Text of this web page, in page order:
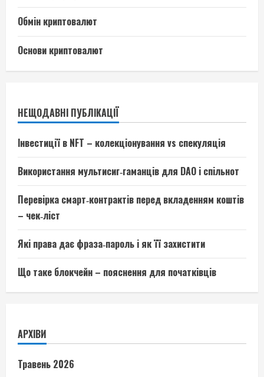
Обмін криптовалют
Основи криптовалют
НЕЩОДАВНІ ПУБЛІКАЦІЇ
Інвестиції в NFT – колекціонування vs спекуляція
Використання мультисиг‑гаманців для DAO і спільнот
Перевірка смарт‑контрактів перед вкладенням коштів
– чек‑ліст
Які права дає фраза‑пароль і як її захистити
Що таке блокчейн – пояснення для початківців
АРХІВИ
Травень 2026